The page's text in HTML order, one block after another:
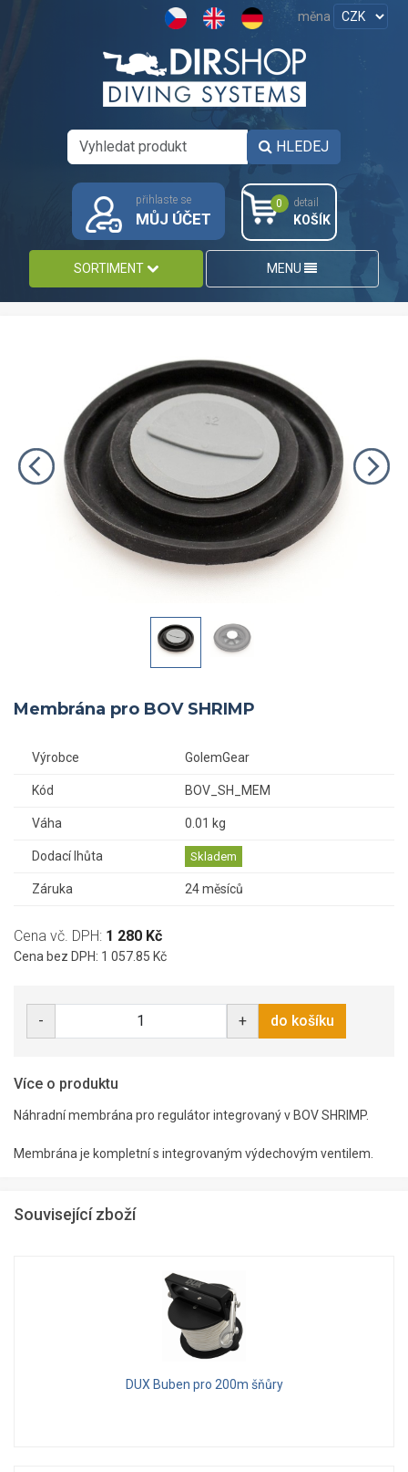
měna
HLEDEJ
přihlaste se
MŮJ ÚČET
0 detail
KOŠÍK
SORTIMENT MENU
Membrána pro BOV SHRIMP
Výrobce GolemGear
Kód BOV_SH_MEM
Váha 0.01 kg
Dodací lhůta Skladem
Záruka 24 měsíců
Cena vč. DPH: 1 280 Kč
Cena bez DPH: 1 057.85 Kč
- + do košíku
Více o produktu
Náhradní membrána pro regulátor integrovaný v BOV SHRIMP.
Membrána je kompletní s integrovaným výdechovým ventilem.
Související zboží
DUX Buben pro 200m šňůry